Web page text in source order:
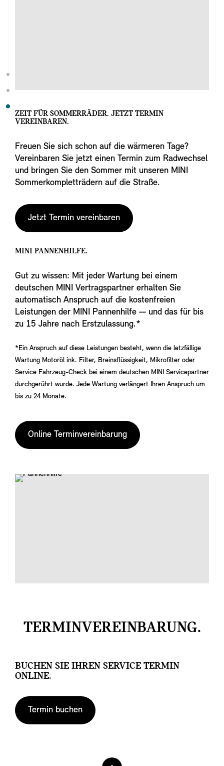
ZEIT FÜR SOMMERRÄDER. JETZT TERMIN
VEREINBAREN.
Freuen Sie sich schon auf die wärmeren Tage?
Vereinbaren Sie jetzt einen Termin zum Radwechsel
und bringen Sie den Sommer mit unseren MINI
Sommerkompletträdern auf die Straße.
Jetzt Termin vereinbaren
MINI PANNENHILFE.
Gut zu wissen: Mit jeder Wartung bei einem
deutschen MINI Vertragspartner erhalten Sie
automatisch Anspruch auf die kostenfreien
Leistungen der MINI Pannenhilfe — und das für bis
zu 15 Jahre nach Erstzulassung.*
*Ein Anspruch auf diese Leistungen besteht, wenn die letzfällige
Wartung Motoröl ink. Filter, Breinsflüssigkeit, Mikrofilter oder
Service Fahrzeug-Check bei einem deutschen MINI Servicepartner
durchgerührt wurde. Jede Wartung verlängert Ihren Anspruch um
bis zu 24 Monate.
Online Terminvereinbarung
TERMINVEREINBARUNG.
BUCHEN SIE IHREN SERVICE TERMIN
ONLINE.
Termin buchen